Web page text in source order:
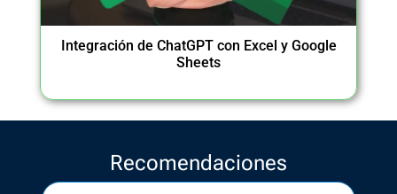
Integración de ChatGPT con Excel y Google
Sheets
Recomendaciones